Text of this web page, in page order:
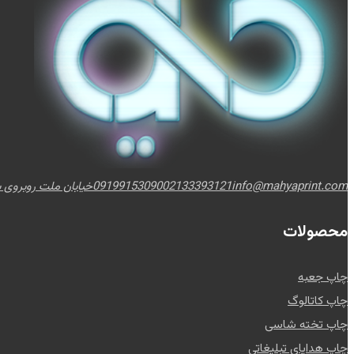
0919915309002133393121info@mahyaprint.com خیابان ملت روبروی
محصولات
چاپ جعبه
چاپ کاتالوگ
چاپ تخته شاسی
چاپ هدایای تبلیغاتی